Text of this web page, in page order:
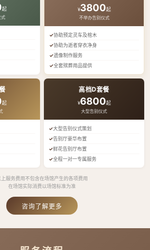
起
式
¥3800起
不举办告别仪式
协助预定灵车及棺木
协助为逝者穿衣净身
遗像制作服务
全套殡葬用品提供
起
高档D套餐
¥6800起
大型告别仪式
大型告别仪式策划
告别厅豪华布置
鲜花告别厅布置
全程一对一专属服务
上服务费用不包含在场馆产生的各项费用
在场馆实际消费以场馆标准为准
咨询了解更多